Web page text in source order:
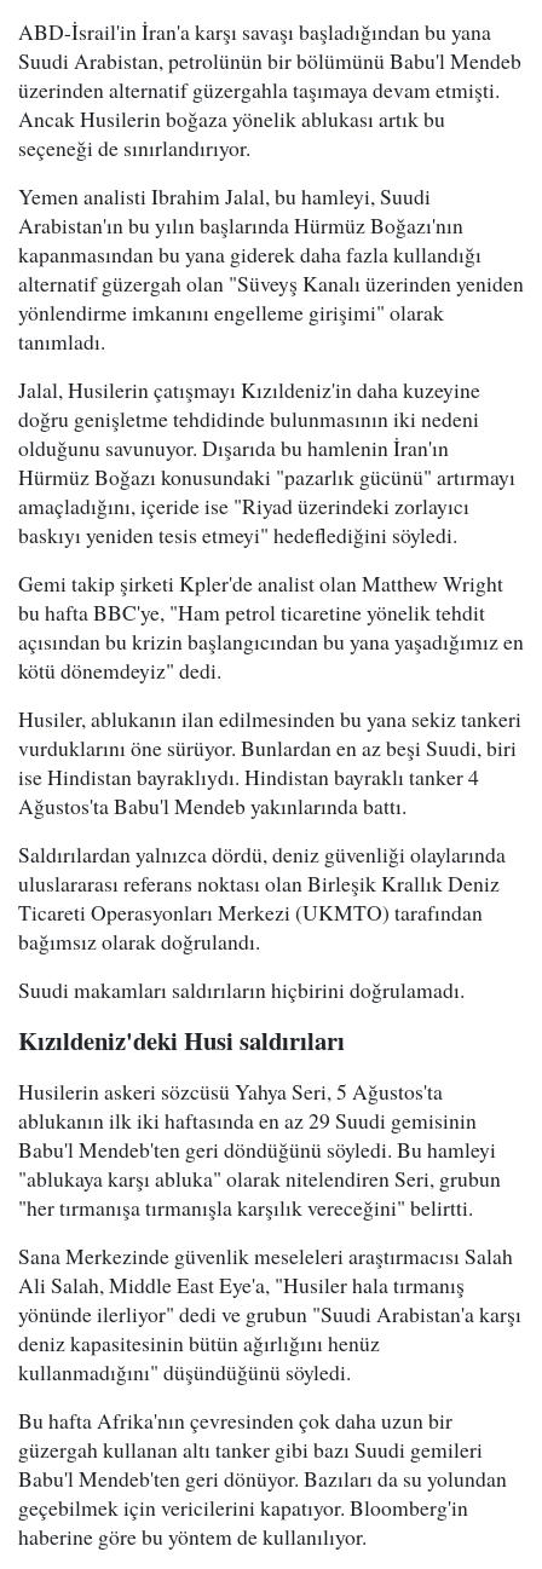
ABD-İsrail'in İran'a karşı savaşı başladığından bu yana
Suudi Arabistan, petrolünün bir bölümünü Babu'l Mendeb
üzerinden alternatif güzergahla taşımaya devam etmişti.
Ancak Husilerin boğaza yönelik ablukası artık bu
seçeneği de sınırlandırıyor.
Yemen analisti Ibrahim Jalal, bu hamleyi, Suudi
Arabistan'ın bu yılın başlarında Hürmüz Boğazı'nın
kapanmasından bu yana giderek daha fazla kullandığı
alternatif güzergah olan "Süveyş Kanalı üzerinden yeniden
yönlendirme imkanını engelleme girişimi" olarak
tanımladı.
Jalal, Husilerin çatışmayı Kızıldeniz'in daha kuzeyine
doğru genişletme tehdidinde bulunmasının iki nedeni
olduğunu savunuyor. Dışarıda bu hamlenin İran'ın
Hürmüz Boğazı konusundaki "pazarlık gücünü" artırmayı
amaçladığını, içeride ise "Riyad üzerindeki zorlayıcı
baskıyı yeniden tesis etmeyi" hedeflediğini söyledi.
Gemi takip şirketi Kpler'de analist olan Matthew Wright
bu hafta BBC'ye, "Ham petrol ticaretine yönelik tehdit
açısından bu krizin başlangıcından bu yana yaşadığımız en
kötü dönemdeyiz" dedi.
Husiler, ablukanın ilan edilmesinden bu yana sekiz tankeri
vurduklarını öne sürüyor. Bunlardan en az beşi Suudi, biri
ise Hindistan bayraklıydı. Hindistan bayraklı tanker 4
Ağustos'ta Babu'l Mendeb yakınlarında battı.
Saldırılardan yalnızca dördü, deniz güvenliği olaylarında
uluslararası referans noktası olan Birleşik Krallık Deniz
Ticareti Operasyonları Merkezi (UKMTO) tarafından
bağımsız olarak doğrulandı.
Suudi makamları saldırıların hiçbirini doğrulamadı.
Kızıldeniz'deki Husi saldırıları
Husilerin askeri sözcüsü Yahya Seri, 5 Ağustos'ta
ablukanın ilk iki haftasında en az 29 Suudi gemisinin
Babu'l Mendeb'ten geri döndüğünü söyledi. Bu hamleyi
"ablukaya karşı abluka" olarak nitelendiren Seri, grubun
"her tırmanışa tırmanışla karşılık vereceğini" belirtti.
Sana Merkezinde güvenlik meseleleri araştırmacısı Salah
Ali Salah, Middle East Eye'a, "Husiler hala tırmanış
yönünde ilerliyor" dedi ve grubun "Suudi Arabistan'a karşı
deniz kapasitesinin bütün ağırlığını henüz
kullanmadığını" düşündüğünü söyledi.
Bu hafta Afrika'nın çevresinden çok daha uzun bir
güzergah kullanan altı tanker gibi bazı Suudi gemileri
Babu'l Mendeb'ten geri dönüyor. Bazıları da su yolundan
geçebilmek için vericilerini kapatıyor. Bloomberg'in
haberine göre bu yöntem de kullanılıyor.